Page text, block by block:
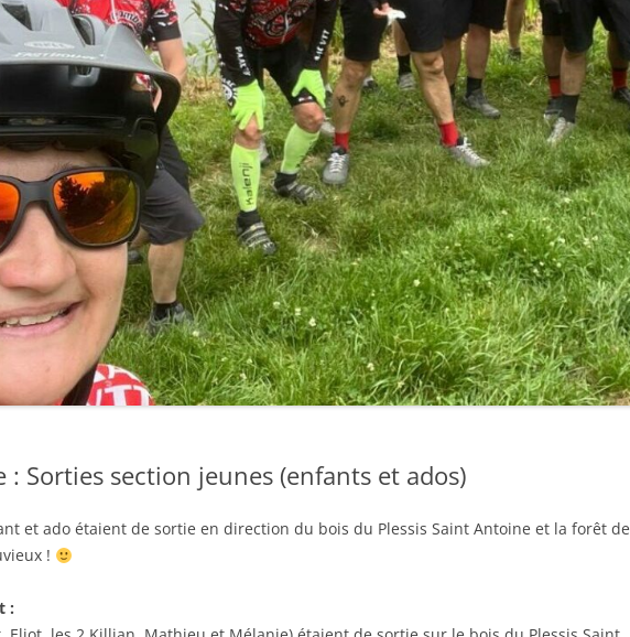
: Sorties section jeunes (enfants et ados)
et ado étaient de sortie en direction du bois du Plessis Saint Antoine et la forêt de
!
: